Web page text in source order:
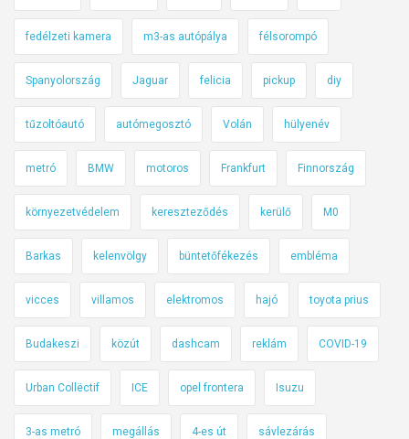
fedélzeti kamera m3-as autópálya félsorompó
Spanyolország Jaguar felicia pickup diy
tűzoltóautó autómegosztó Volán hülyenév
metró BMW motoros Frankfurt Finnország
környezetvédelem kereszteződés kerülő M0
Barkas kelenvölgy büntetőfékezés embléma
vicces villamos elektromos hajó toyota prius
Budakeszi közút dashcam reklám COVID-19
Urban Collëctif ICE opel frontera Isuzu
3-as metró megállás 4-es út sávlezárás